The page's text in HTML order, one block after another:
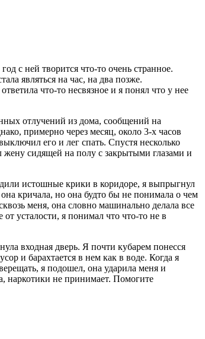
с ней творится что-то очень странное.
являться на час, на два позже.
что-то несвязное и я понял что у нее
отлучений из дома, сообщений на
примерно через месяц, около 3-х часов
его и лег спать. Спустя несколько
сидящей на полу с закрытыми глазами и
истошные крики в коридоре, я выпрыгнул
кричала, но она будто бы не понимала о чем
меня, она словно машинально делала все
усталости, я понимал что что-то не в
входная дверь. Я почти кубарем понесся
и барахтается в нем как в воде. Когда я
я подошел, она ударила меня и
наркотики не принимает. Помогите